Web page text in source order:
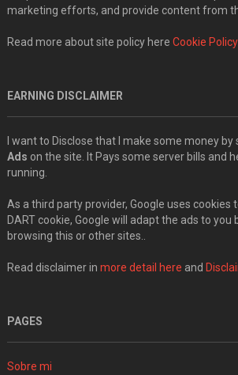
marketing efforts, and provide content from
Read more about site policy here Cookie Policy
EARNING DISCLAIMER
I want to Disclose that I make some money by
Ads on the site. It Pays some server bills and
running.
As a third party provider, Google uses cookies
DART cookie, Google will adapt the ads to you
browsing this or other sites..
Read disclaimer in more detail here and
PAGES
Sobre mi